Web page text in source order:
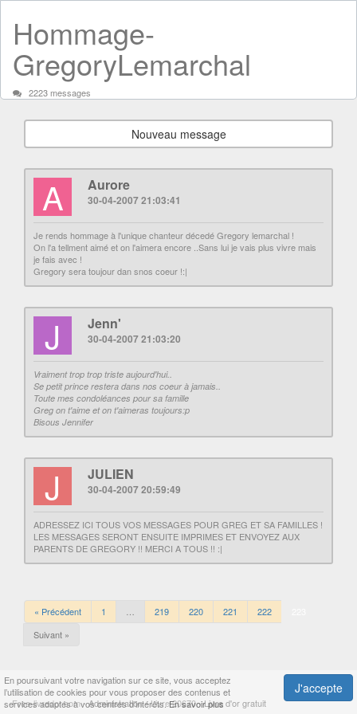
En poursuivant votre navigation sur ce site, vous acceptez
l’utilisation de cookies pour vous proposer des contenus et
services adaptés à vos centres d’intérêts.En savoir plus
J'accepte
Hommage-
GregoryLemarchal
2223 messages
Nouveau message
A Aurore
30-04-2007 21:03:41
Je rends hommage à l'unique chanteur décedé Gregory lemarchal !
On l'a tellment aimé et on l'aimera encore ..Sans lui je vais plus vivre mais
je fais avec !
Gregory sera toujour dan snos coeur !:|
J Jenn'
30-04-2007 21:03:20
Vraiment trop trop triste aujourd'hui..
Se petit prince restera dans nos coeur à jamais..
Toute mes condoléances pour sa famille
Greg on t'aime et on t'aimeras toujours:p
Bisous Jennifer
J JULIEN
30-04-2007 20:59:49
ADRESSEZ ICI TOUS VOS MESSAGES POUR GREG ET SA FAMILLES !
LES MESSAGES SERONT ENSUITE IMPRIMES ET ENVOYEZ AUX
PARENTS DE GREGORY !! MERCI A TOUS !! :|
« Précédent 1 219 220 221 222
Suivant »
Free-livredor.com -Administration- Livre 20670 -Livre d'or gratuit